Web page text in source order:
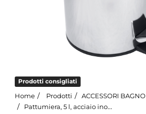
Prodotti consigliati
Home Prodotti
ACCESSORI BAGNO
Pattumiera, 5 l, acciaio inox, lucido